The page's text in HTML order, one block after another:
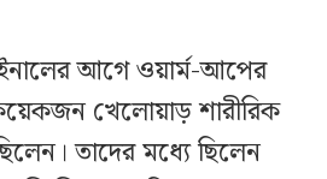
আগে ওয়ার্ম-আপের
খেলোয়াড় শারীরিক
তাদের মধ্যে ছিলেন